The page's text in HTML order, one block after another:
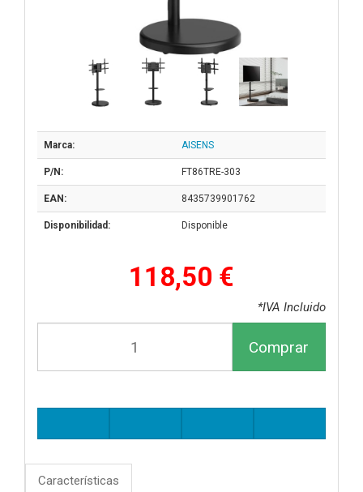
Marca: AISENS
P/N: FT86TRE-303
EAN: 8435739901762
Disponibilidad: Disponible
118,50 €
*IVA Incluido
Comprar
Características